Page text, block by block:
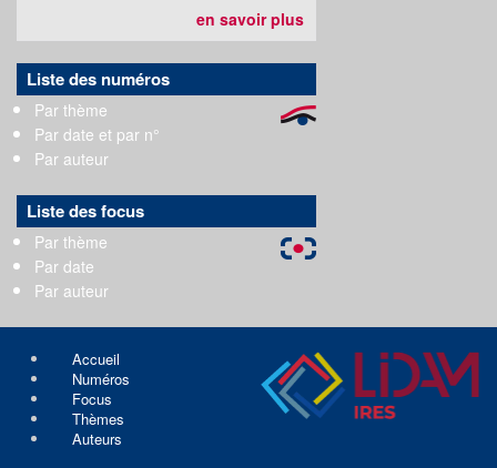
en savoir plus
Liste des numéros
Par thème
Par date et par n°
Par auteur
Liste des focus
Par thème
Par date
Par auteur
Accueil
Numéros
Focus
Thèmes
Auteurs